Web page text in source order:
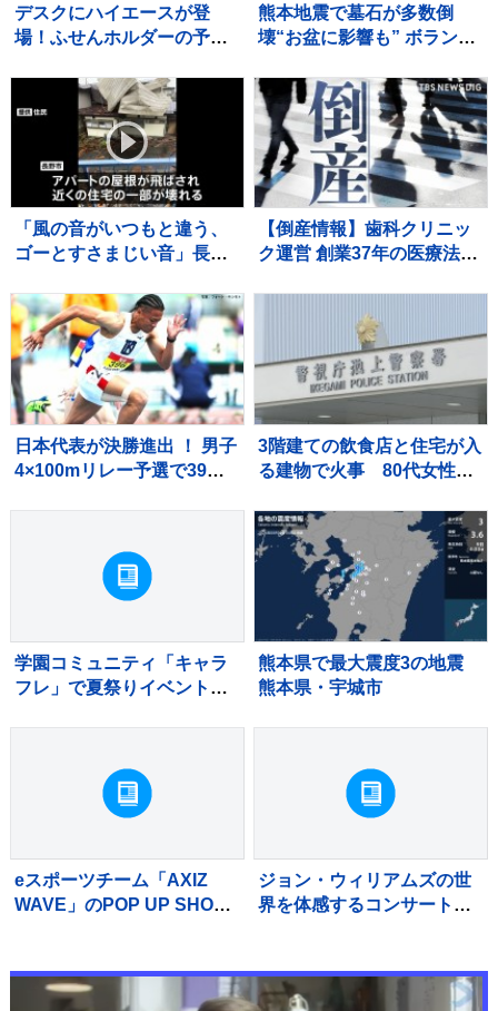
デスクにハイエースが登
場！ふせんホルダーの予約
熊本地震で墓石が多数倒
壊“お盆に影響も” ボランテ
ばお参りに来られるので
は」
「風の音がいつもと違う、
ゴーとすさまじい音」長野
住宅損壊 最大瞬間風速19.9
メートル記録
【倒産情報】歯科クリニッ
ク運営 創業37年の医療法人
える売上高を計上も…競合
激化や借入負担増の影響で
赤字に 熊本市【東京商工リ
サーチ】
日本代表が決勝進出 ！ 男子
4×100mリレー予選で39秒
3階建ての飲食店と住宅が入
る建物で火事 80代女性が
と連絡取れず 東京・大田
区
学園コミュニティ「キャラ
フレ」で夏祭りイベント開
熊本県で最大震度3の地震
熊本県・宇城市
eスポーツチーム「AXIZ
WAVE」のPOP UP SHOP
ジョン・ウィリアムズの世
界を体感するコンサートが